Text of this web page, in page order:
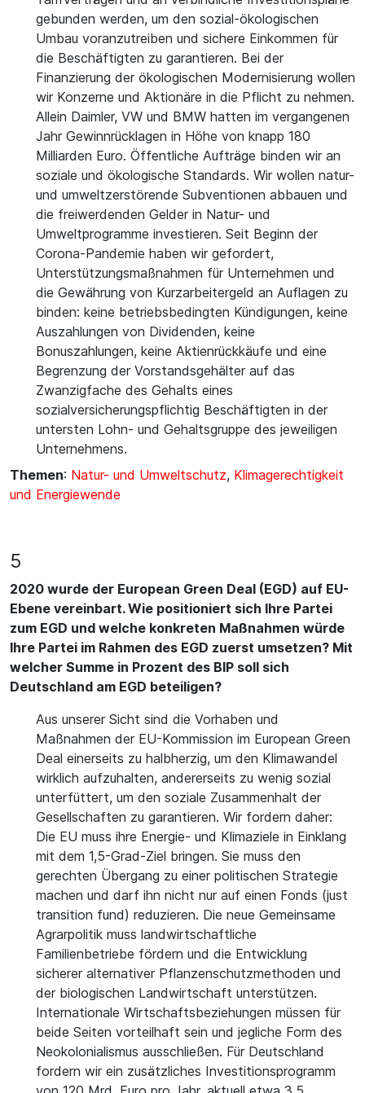
gebunden werden, um den sozial-ökologischen
Umbau voranzutreiben und sichere Einkommen für
die Beschäftigten zu garantieren. Bei der
Finanzierung der ökologischen Modernisierung wollen
wir Konzerne und Aktionäre in die Pflicht zu nehmen.
Allein Daimler, VW und BMW hatten im vergangenen
Jahr Gewinnrücklagen in Höhe von knapp 180
Milliarden Euro. Öffentliche Aufträge binden wir an
soziale und ökologische Standards. Wir wollen natur-
und umweltzerstörende Subventionen abbauen und
die freiwerdenden Gelder in Natur- und
Umweltprogramme investieren. Seit Beginn der
Corona-Pandemie haben wir gefordert,
Unterstützungsmaßnahmen für Unternehmen und
die Gewährung von Kurzarbeitergeld an Auflagen zu
binden: keine betriebsbedingten Kündigungen, keine
Auszahlungen von Dividenden, keine
Bonuszahlungen, keine Aktienrückkäufe und eine
Begrenzung der Vorstandsgehälter auf das
Zwanzigfache des Gehalts eines
sozialversicherungspflichtig Beschäftigten in der
untersten Lohn- und Gehaltsgruppe des jeweiligen
Unternehmens.
Themen: Natur- und Umweltschutz, Klimagerechtigkeit
und Energiewende
5
2020 wurde der European Green Deal (EGD) auf EU-
Ebene vereinbart. Wie positioniert sich Ihre Partei
zum EGD und welche konkreten Maßnahmen würde
Ihre Partei im Rahmen des EGD zuerst umsetzen? Mit
welcher Summe in Prozent des BIP soll sich
Deutschland am EGD beteiligen?
Aus unserer Sicht sind die Vorhaben und
Maßnahmen der EU-Kommission im European Green
Deal einerseits zu halbherzig, um den Klimawandel
wirklich aufzuhalten, andererseits zu wenig sozial
unterfüttert, um den soziale Zusammenhalt der
Gesellschaften zu garantieren. Wir fordern daher:
Die EU muss ihre Energie- und Klimaziele in Einklang
mit dem 1,5-Grad-Ziel bringen. Sie muss den
gerechten Übergang zu einer politischen Strategie
machen und darf ihn nicht nur auf einen Fonds (just
transition fund) reduzieren. Die neue Gemeinsame
Agrarpolitik muss landwirtschaftliche
Familienbetriebe fördern und die Entwicklung
sicherer alternativer Pflanzenschutzmethoden und
der biologischen Landwirtschaft unterstützen.
Internationale Wirtschaftsbeziehungen müssen für
beide Seiten vorteilhaft sein und jegliche Form des
Neokolonialismus ausschließen. Für Deutschland
fordern wir ein zusätzliches Investitionsprogramm